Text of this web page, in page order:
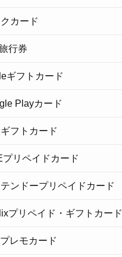
カード
行券
ギフトカード
Playカード
フトカード
プリペイドカード
ンドープリペイドカード
プリペイド・ギフトカード
レモカード